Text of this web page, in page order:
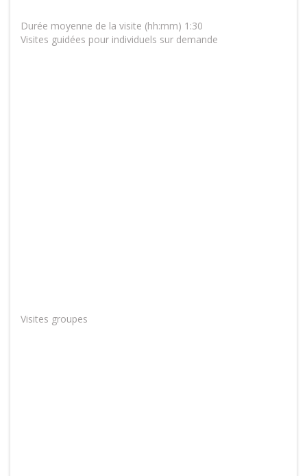
Durée moyenne de la visite (hh:mm) 1:30
Visites guidées pour individuels sur demande
Visites groupes